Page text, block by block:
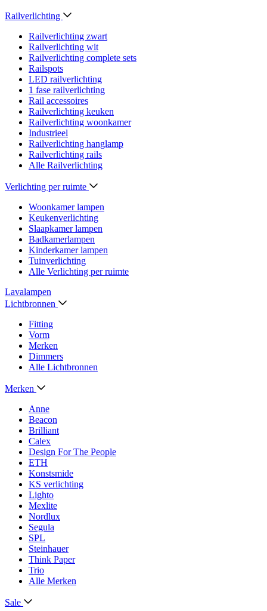
Railverlichting
Railverlichting zwart
Railverlichting wit
Railverlichting complete sets
Railspots
LED railverlichting
1 fase railverlichting
Rail accessoires
Railverlichting keuken
Railverlichting woonkamer
Industrieel
Railverlichting hanglamp
Railverlichting rails
Alle Railverlichting
Verlichting per ruimte
Woonkamer lampen
Keukenverlichting
Slaapkamer lampen
Badkamerlampen
Kinderkamer lampen
Tuinverlichting
Alle Verlichting per ruimte
Lavalampen
Lichtbronnen
Fitting
Vorm
Merken
Dimmers
Alle Lichtbronnen
Merken
Anne
Beacon
Brilliant
Calex
Design For The People
ETH
Konstsmide
KS verlichting
Lighto
Mexlite
Nordlux
Segula
SPL
Steinhauer
Think Paper
Trio
Alle Merken
Sale